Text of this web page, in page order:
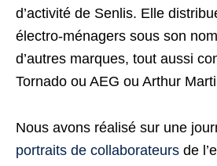
d’activité de Senlis. Elle
électro-ménagers sous son
d’autres marques, tout aussi
Tornado ou AEG ou Arthur
Nous avons réalisé sur une
portraits de collaborateurs de